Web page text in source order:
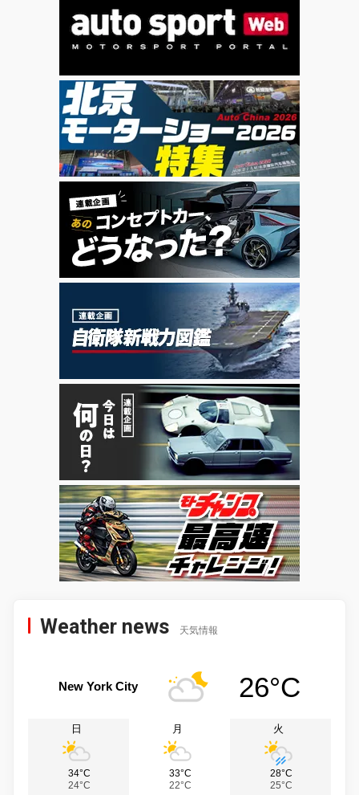
Weather news 天気情報
New York City 26°C
日
34°C
24°C
月
33°C
22°C
火
28°C
25°C